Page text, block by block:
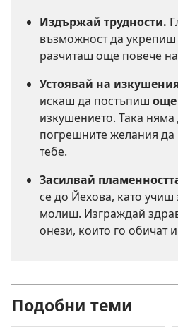
Издържай трудности.
възможност да укрепиш
разчиташ още повече
Устоявай на
искаш да постъпиш още
изкушението. Така
погрешните желания да
тебе.
Засилвай
се до Йехова, като учиш
молиш. Изграждай
онези, които го обичат
Подобни теми